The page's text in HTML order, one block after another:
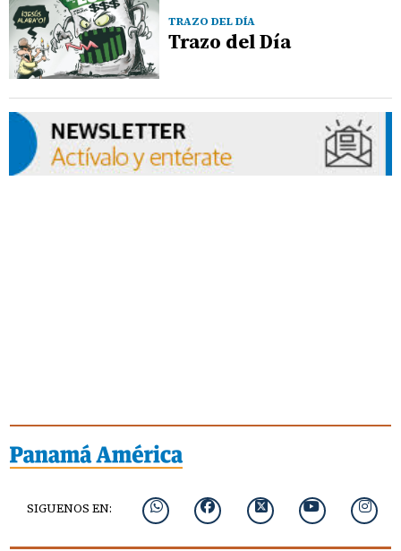
TRAZO DEL DÍA
Trazo del Día
SIGUENOS EN: